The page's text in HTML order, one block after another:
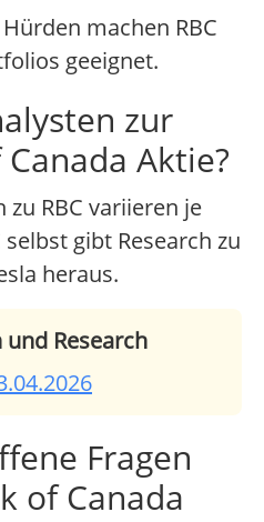
machen RBC
geeignet.
zur
Aktie?
RBC variieren je
gibt Research zu
heraus.
Research
Fragen
of Canada